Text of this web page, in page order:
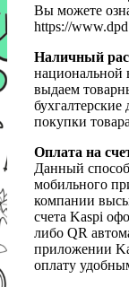
Вы можете
https://
Наличный
национальной
выдаем
покупки
Оплата на
Данный
мобильного
компании
счета Kaspi
либо QR
приложении
оплату